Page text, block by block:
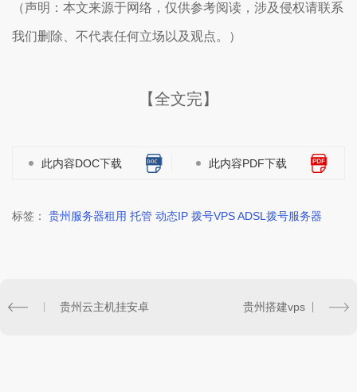
（声明：本文来源于网络，仅供参考阅读，涉及侵权请联系
我们删除、不代表任何立场以及观点。）
【全文完】
此内容DOC下载 此内容PDF下载
标签： 贵州服务器租用 托管 动态IP 拨号VPS ADSL拨号服务器
贵州云主机挂安卓 贵州搭建vps